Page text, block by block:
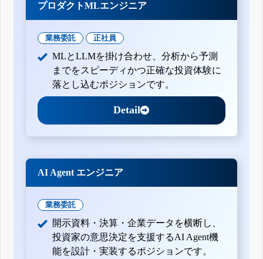
プロダクトMLエンジニア
業務委託 正社員
MLとLLMを掛け合わせ、分析から予測
までをスピーディかつ正確な投資体験に
落とし込むポジションです。
Detail
AI Agent エンジニア
業務委託
開示資料・決算・企業データを横断し、
投資家の意思決定を支援するAI Agent機
能を設計・実装するポジションです。